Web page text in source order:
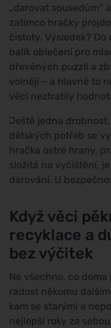
„darovat sousedům"
zatímco hračky
čistoty. Výsledek?
balík oblečení pro
dřevěných puzzlí a
volněji – a hlavně to
věci neztratily
Ještě jedna
dětských potřeb se
hračka ostré hrany,
složitá na vyčištění,
darování. U
Když věci
recyklace a
bez výčitek
Ne všechno, co
radost někomu
kam se starými a
nejlepší roky za